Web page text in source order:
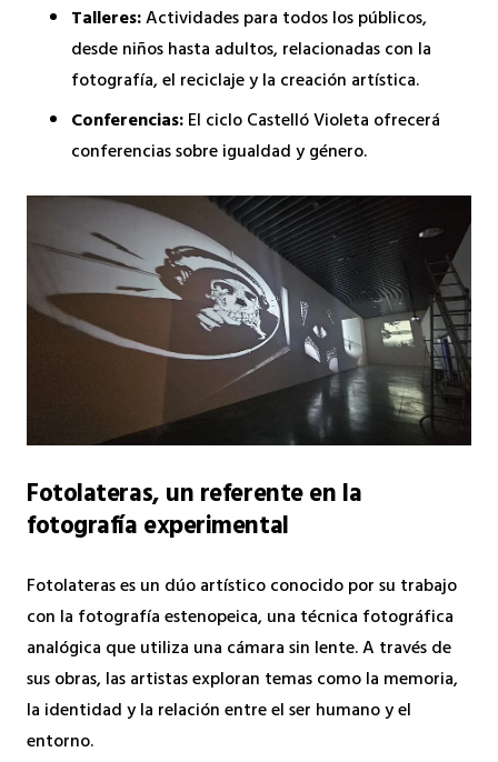
Talleres:Actividades para todos los públicos,
desde niños hasta adultos, relacionadas con la
fotografía, el reciclaje y la creación artística.
Conferencias:El ciclo Castelló Violeta ofrecerá
conferencias sobre igualdad y género.
Fotolateras, un referente en la
fotografía experimental
Fotolateras es un dúo artístico conocido por su trabajo
con la fotografía estenopeica, una técnica fotográfica
analógica que utiliza una cámara sin lente. A través de
sus obras, las artistas exploran temas como la memoria,
la identidad y la relación entre el ser humano y el
entorno.